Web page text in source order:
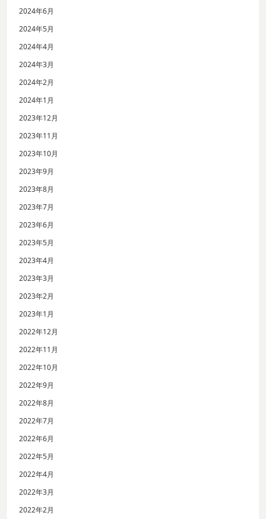
2024年6月
2024年5月
2024年4月
2024年3月
2024年2月
2024年1月
2023年12月
2023年11月
2023年10月
2023年9月
2023年8月
2023年7月
2023年6月
2023年5月
2023年4月
2023年3月
2023年2月
2023年1月
2022年12月
2022年11月
2022年10月
2022年9月
2022年8月
2022年7月
2022年6月
2022年5月
2022年4月
2022年3月
2022年2月